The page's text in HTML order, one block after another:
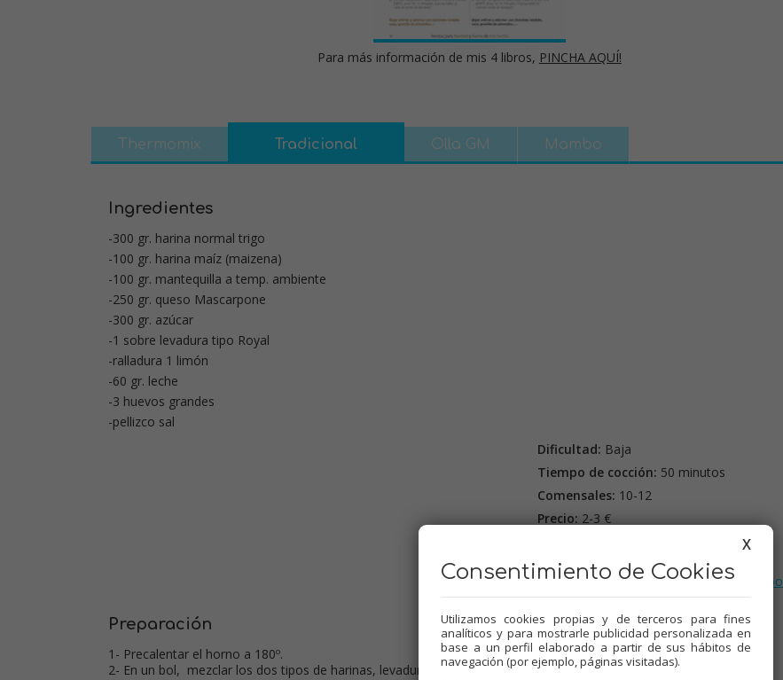
Para más información de mis 4 libros, PINCHA AQUÍ!
Thermomix Tradicional Olla GM Mambo
Ingredientes
-300 gr. harina normal trigo
-100 gr. harina maíz (maizena)
-100 gr. mantequilla a temp. ambiente
-250 gr. queso Mascarpone
-300 gr. azúcar
-1 sobre levadura tipo Royal
-ralladura 1 limón
-60 gr. leche
-3 huevos grandes
-pellizco sal
Dificultad: Baja
Tiempo de cocción: 50 minutos
Comensales: 10-12
Precio: 2-3 €
Dulces varios ,Thermomix,Bizcochos
Recetas para olla GM,Tradicional, Mambo
Preparación
1- Precalentar el horno a 180º.
2- En un bol, mezclar los dos tipos de harinas, levadura y sal, para darle aire. Reservar.
X
Consentimiento de Cookies
Utilizamos cookies propias y de terceros para fines
analíticos y para mostrarle publicidad personalizada en
base a un perfil elaborado a partir de sus hábitos de
navegación (por ejemplo, páginas visitadas).